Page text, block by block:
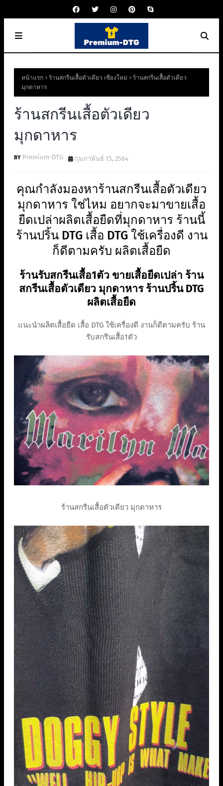
หน้าแรก ร้านสกรีนเสื้อตัวเดียว เชียงใหม่
ร้านสกรีนเสื้อตัวเดียว
มุกดาหาร
ร้านสกรีนเสื้อตัวเดียว
มุกดาหาร
Premium-DTG กุมภาพันธ์ 15, 2564
คุณกำลังมองหาร้านสกรีนเสื้อตัวเดียว
มุกดาหาร ใช่ไหม อยากจะมาขายเสื้อ
ยืดเปล่าผลิตเสื้อยืดที่มุกดาหาร ร้านนี้
ร้านปริ้น DTG เสื้อ DTG ใช้เครื่องดี งาน
ก็ดีตามครับ ผลิตเสื้อยืด
ร้านรับสกรีนเสื้อ1ตัว ขายเสื้อยืดเปล่า ร้าน
สกรีนเสื้อตัวเดียว มุกดาหาร ร้านปริ้น DTG
ผลิตเสื้อยืด
แนะนำผลิตเสื้อยืด เสื้อ DTG ใช้เครื่องดี งานก็ดีตามครับ ร้าน
รับสกรีนเสื้อ1ตัว
ร้านสกรีนเสื้อตัวเดียว มุกดาหาร